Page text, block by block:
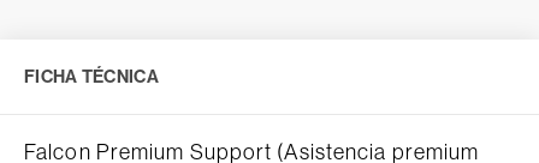
FICHA TÉCNICA
Falcon Premium Support (Asistencia premium